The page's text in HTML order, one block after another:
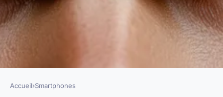
SMARTPHONES
Accueil›Smartphones